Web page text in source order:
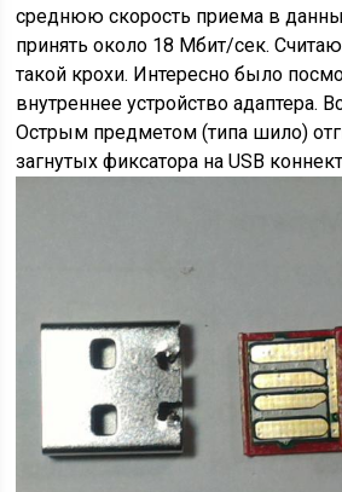
среднюю скорость приема в
принять около 18 Мбит/сек.
такой крохи. Интересно было
внутреннее устройство адаптера.
Острым предметом (типа шило)
загнутых фиксатора на USB